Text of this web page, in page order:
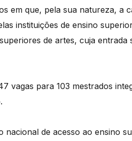
em que, pela sua natureza, a
instituições de ensino
de artes, cuja entrada
vagas para 103 mestrados
de acesso ao ensino